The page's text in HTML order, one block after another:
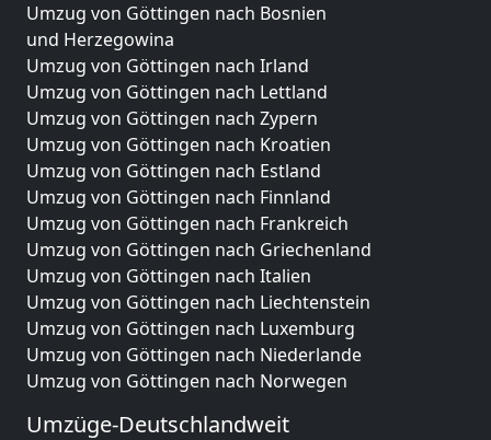
Umzug von Göttingen nach Bosnien
und Herzegowina
Umzug von Göttingen nach Irland
Umzug von Göttingen nach Lettland
Umzug von Göttingen nach Zypern
Umzug von Göttingen nach Kroatien
Umzug von Göttingen nach Estland
Umzug von Göttingen nach Finnland
Umzug von Göttingen nach Frankreich
Umzug von Göttingen nach Griechenland
Umzug von Göttingen nach Italien
Umzug von Göttingen nach Liechtenstein
Umzug von Göttingen nach Luxemburg
Umzug von Göttingen nach Niederlande
Umzug von Göttingen nach Norwegen
Umzüge-Deutschlandweit